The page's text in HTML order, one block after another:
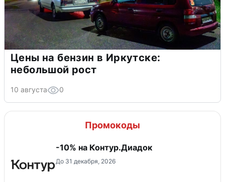
Цены на бензин в Иркутске:
небольшой рост
10 августа 0
Промокоды
-10% на Контур.Диадок
До 31 декабря, 2026